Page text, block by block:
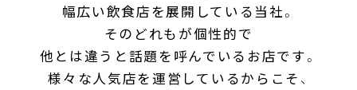
幅広い飲食店を展開している当社。
そのどれもが個性的で
他とは違うと話題を呼んでいるお店です。
様々な人気店を運営しているからこそ、